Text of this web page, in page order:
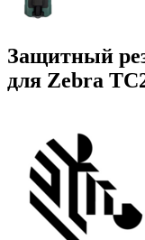
Защитный
для Zebra